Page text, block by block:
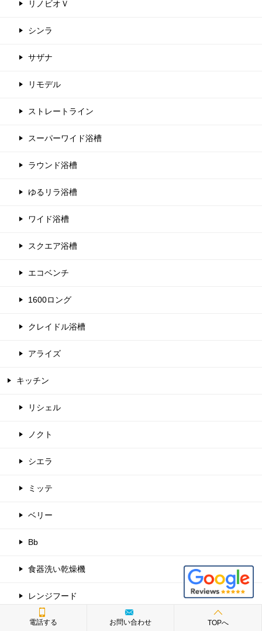
リノビオＶ
シンラ
サザナ
リモデル
ストレートライン
スーパーワイド浴槽
ラウンド浴槽
ゆるリラ浴槽
ワイド浴槽
スクエア浴槽
エコベンチ
1600ロング
クレイドル浴槽
アライズ
キッチン
リシェル
ノクト
シエラ
ミッテ
ベリー
Bb
食器洗い乾燥機
レンジフード
アシストポケット
電話する お問い合わせ TOPへ